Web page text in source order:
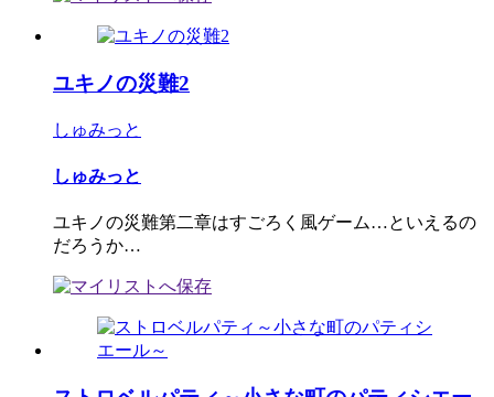
ユキノの災難2
しゅみっと
しゅみっと
ユキノの災難第二章はすごろく風ゲーム…といえるの
だろうか…